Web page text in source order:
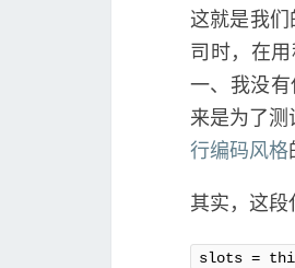
这就是我
司时，在
一、我没有
来是为了
行编码风格
其实，这段
slots =